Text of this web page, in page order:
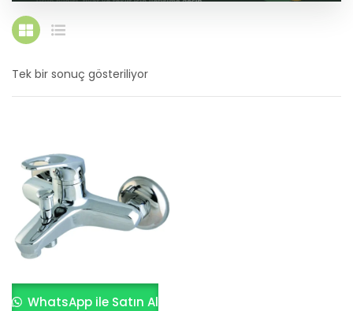
Tek bir sonuç gösteriliyor
WhatsApp ile Satın Al